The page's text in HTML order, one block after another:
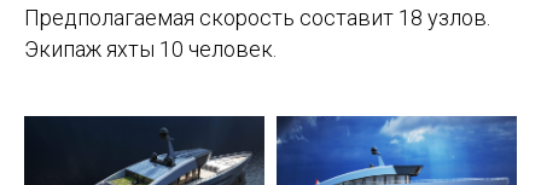
Предполагаемая скорость составит 18 узлов.
Экипаж яхты 10 человек.